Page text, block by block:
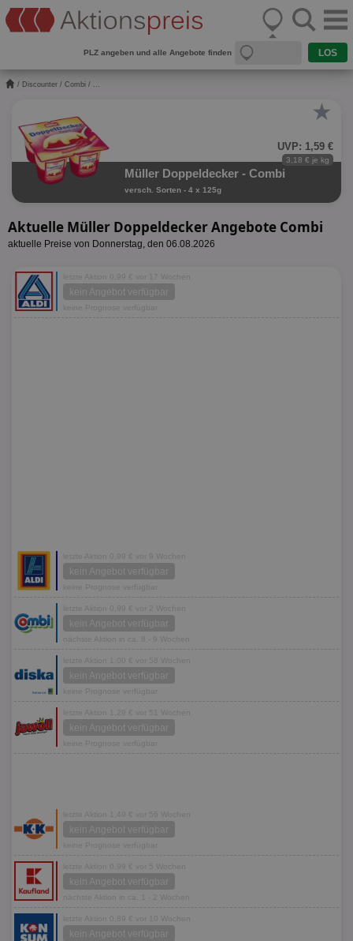
PLZ angeben und alle Angebote finden
/ Discounter / Combi / ...
★
UVP: 1,59 €
3,18 € je kg
Müller Doppeldecker - Combi
versch. Sorten - 4 x 125g
Aktuelle Müller Doppeldecker Angebote Combi
aktuelle Preise von Donnerstag, den 06.08.2026
letzte Aktion 0,99 € vor 17 Wochen
kein Angebot verfügbar
keine Prognose verfügbar
letzte Aktion 0,99 € vor 9 Wochen
kein Angebot verfügbar
keine Prognose verfügbar
letzte Aktion 0,99 € vor 2 Wochen
kein Angebot verfügbar
nächste Aktion in ca. 8 - 9 Wochen
letzte Aktion 1,00 € vor 58 Wochen
kein Angebot verfügbar
keine Prognose verfügbar
letzte Aktion 1,29 € vor 51 Wochen
kein Angebot verfügbar
keine Prognose verfügbar
letzte Aktion 1,49 € vor 56 Wochen
kein Angebot verfügbar
keine Prognose verfügbar
letzte Aktion 0,99 € vor 5 Wochen
kein Angebot verfügbar
nächste Aktion in ca. 1 - 2 Wochen
letzte Aktion 0,89 € vor 10 Wochen
kein Angebot verfügbar